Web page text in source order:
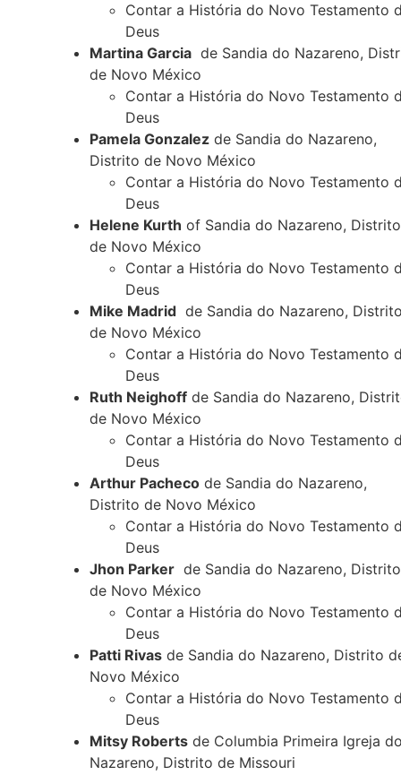
Contar a História do Novo Testamento
Deus
Martina Garcia de Sandia do Nazareno,
de Novo México
Contar a História do Novo Testamento
Deus
Pamela Gonzalez de Sandia do Nazareno,
Distrito de Novo México
Contar a História do Novo Testamento
Deus
Helene Kurth of Sandia do Nazareno, Distrito
de Novo México
Contar a História do Novo Testamento
Deus
Mike Madrid de Sandia do Nazareno,
de Novo México
Contar a História do Novo Testamento
Deus
Ruth Neighoff de Sandia do Nazareno,
de Novo México
Contar a História do Novo Testamento
Deus
Arthur Pacheco de Sandia do Nazareno,
Distrito de Novo México
Contar a História do Novo Testamento
Deus
Jhon Parker de Sandia do Nazareno, Distrito
de Novo México
Contar a História do Novo Testamento
Deus
Patti Rivas de Sandia do Nazareno, Distrito
Novo México
Contar a História do Novo Testamento
Deus
Mitsy Roberts de Columbia Primeira Igreja
Nazareno, Distrito de Missouri